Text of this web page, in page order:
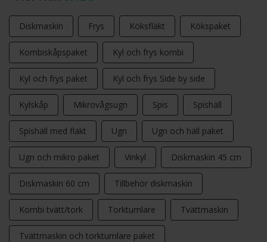
Diskmaskin Frys Köksfläkt Kökspaket
Kombiskåpspaket Kyl och frys kombi
Kyl och frys paket Kyl och frys Side by side
Kylskåp Mikrovågsugn Spis Spishäll
Spishäll med fläkt Ugn Ugn och häll paket
Ugn och mikro paket Vinkyl Diskmaskin 45 cm
Diskmaskin 60 cm Tillbehör diskmaskin
Kombi tvätt/tork Torktumlare Tvättmaskin
Tvättmaskin och torktumlare paket